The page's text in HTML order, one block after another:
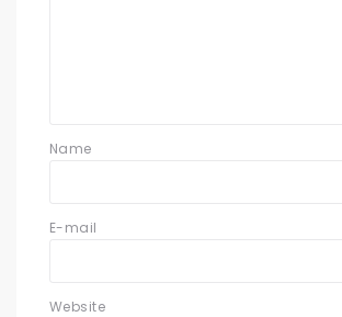
Name
E-mail
Website